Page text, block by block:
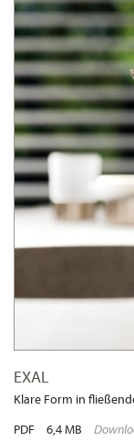
EXAL
Klare Form in
PDF
6,4 MB